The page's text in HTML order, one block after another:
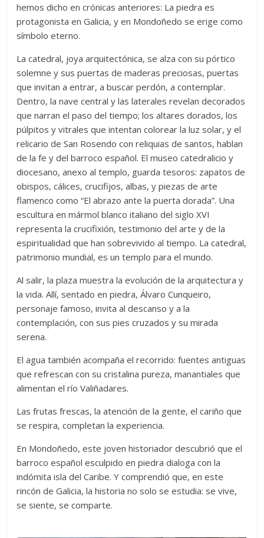
hemos dicho en crónicas anteriores: La piedra es
protagonista en Galicia, y en Mondoñedo se erige como
símbolo eterno.
La catedral, joya arquitectónica, se alza con su pórtico
solemne y sus puertas de maderas preciosas, puertas
que invitan a entrar, a buscar perdón, a contemplar.
Dentro, la nave central y las laterales revelan decorados
que narran el paso del tiempo; los altares dorados, los
púlpitos y vitrales que intentan colorear la luz solar, y el
relicario de San Rosendo con reliquias de santos, hablan
de la fe y del barroco español. El museo catedralicio y
diocesano, anexo al templo, guarda tesoros: zapatos de
obispos, cálices, crucifijos, albas, y piezas de arte
flamenco como “El abrazo ante la puerta dorada”. Una
escultura en mármol blanco italiano del siglo XVI
representa la crucifixión, testimonio del arte y de la
espiritualidad que han sobrevivido al tiempo. La catedral,
patrimonio mundial, es un templo para el mundo.
Al salir, la plaza muestra la evolución de la arquitectura y
la vida. Allí, sentado en piedra, Álvaro Cunqueiro,
personaje famoso, invita al descanso y a la
contemplación, con sus pies cruzados y su mirada
serena.
El agua también acompaña el recorrido: fuentes antiguas
que refrescan con su cristalina pureza, manantiales que
alimentan el río Valiñadares.
Las frutas frescas, la atención de la gente, el cariño que
se respira, completan la experiencia.
En Mondoñedo, este joven historiador descubrió que el
barroco español esculpido en piedra dialoga con la
indómita isla del Caribe. Y comprendió que, en este
rincón de Galicia, la historia no solo se estudia: se vive,
se siente, se comparte.